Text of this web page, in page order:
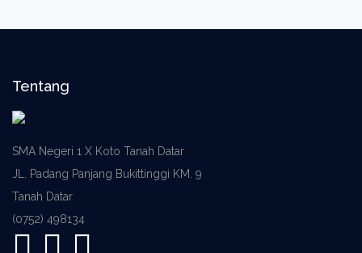
Tentang
SMA Negeri 1 X Koto Tanah Datar
JL. Padang Panjang Bukittinggi KM. 9
Tanah Datar
(0752) 498134